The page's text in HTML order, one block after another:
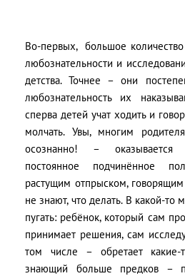
Во-первых, большое
любознательности и
детства. Точнее – они
любознательность их
сперва детей учат ходить и
молчать. Увы, многим
осознанно! – оказывается
постоянное подчинённое
растущим отпрыском,
не знают, что делать. В какой-
пугать: ребёнок, который сам
принимает решения, сам
том числе – обретает какие-
знающий больше предков –